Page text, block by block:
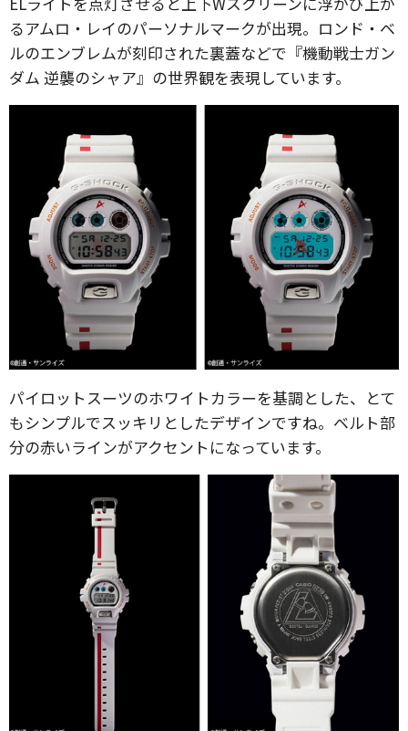
るアムロ・レイのパーソナルマークが出現。ロンド・ベ
ルのエンブレムが刻印された裏蓋などで『機動戦士ガン
ダム 逆襲のシャア』の世界観を表現しています。
パイロットスーツのホワイトカラーを基調とした、とて
もシンプルでスッキリとしたデザインですね。ベルト部
分の赤いラインがアクセントになっています。